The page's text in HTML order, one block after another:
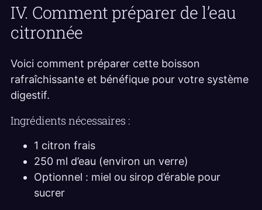
IV. Comment préparer de l’eau
citronnée
Voici comment préparer cette boisson
rafraîchissante et bénéfique pour votre système
digestif.
Ingrédients nécessaires :
1 citron frais
250 ml d’eau (environ un verre)
Optionnel : miel ou sirop d’érable pour
sucrer